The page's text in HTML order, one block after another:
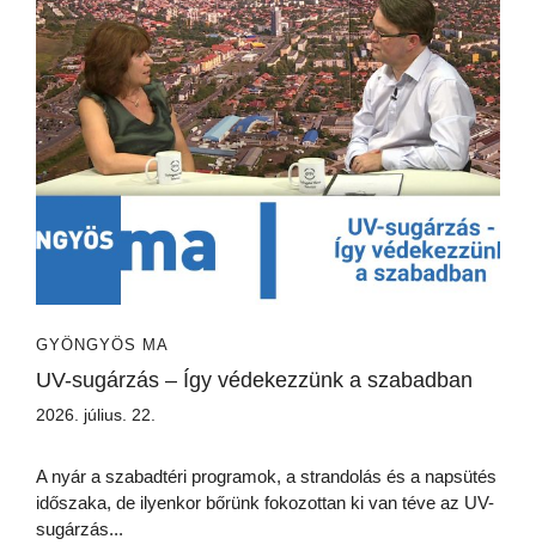
GYÖNGYÖS MA
UV-sugárzás – Így védekezzünk a szabadban
2026. július. 22.
A nyár a szabadtéri programok, a strandolás és a napsütés
időszaka, de ilyenkor bőrünk fokozottan ki van téve az UV-
sugárzás...